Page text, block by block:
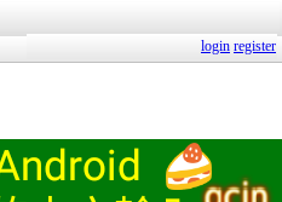
login register